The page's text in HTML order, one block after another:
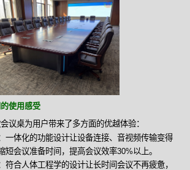
使用感受
议桌为用户带来了多方面的优越体验：
一体化的功能设计让设备连接、音视频传输变得
短会议准备时间，提高会议效率30%以上。
符合人体工程学的设计让长时间会议不再疲惫，